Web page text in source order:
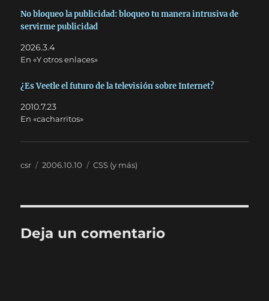
No bloqueo la publicidad: bloqueo tu manera intrusiva de
servirme publicidad
2026.3.4
En «Y otros enlaces»
¿Es Veetle el futuro de la televisión sobre Internet?
2010.7.23
En «cacharritos»
Autor
csr
Publicado
2006.10.10 Categorías
CSS (y más)
Deja un comentario